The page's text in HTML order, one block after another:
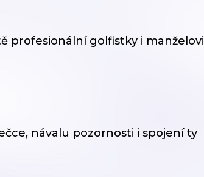
profesionální golfistky i manželovi
návalu pozornosti i spojení ty